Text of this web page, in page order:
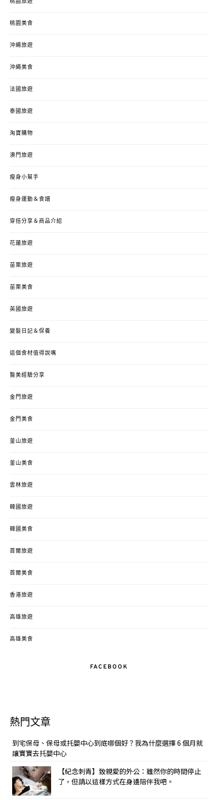
桃園旅遊
桃園美食
沖繩旅遊
沖繩美食
法國旅遊
泰國旅遊
淘寶購物
澳門旅遊
瘦身小幫手
瘦身運動＆食譜
穿搭分享＆商品介紹
花蓮旅遊
苗栗旅遊
苗栗美食
英國旅遊
變髮日記＆保養
這個食材值得說嘴
醫美經驗分享
金門旅遊
金門美食
釜山旅遊
釜山美食
雲林旅遊
韓國旅遊
韓國美食
首爾旅遊
首爾美食
香港旅遊
高雄旅遊
高雄美食
FACEBOOK
熱門文章
到宅保母、保母或托嬰中心到底哪個好？我為什麼選擇 6 個月就
讓寶寶去托嬰中心
【紀念刺青】致親愛的外公：雖然你的時間停止
了，但請以這樣方式在身邊陪伴我吧。